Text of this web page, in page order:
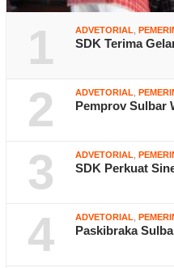
1 ADVETORIAL
SDK Terima
2 ADVETORIAL
Pemprov Sulbar
3 ADVETORIAL
SDK Perkuat
4 ADVETORIAL
Paskibraka